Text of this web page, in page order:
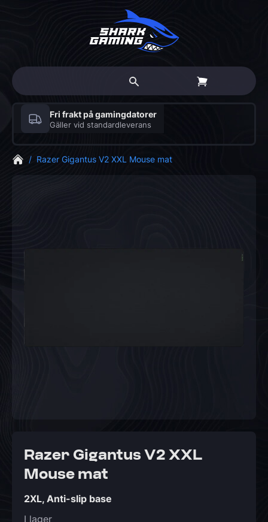
Fri frakt på gamingdatorer
Gäller vid standardleverans
/ Razer Gigantus V2 XXL Mouse mat
Razer Gigantus V2 XXL
Mouse mat
2XL, Anti-slip base
I lager